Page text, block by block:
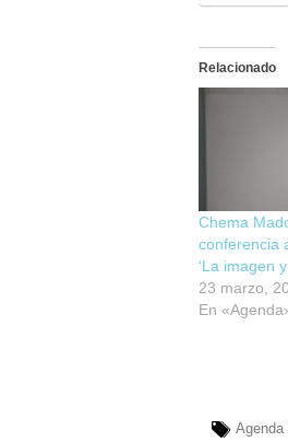
Relacionado
Chema
conferencia
‘La imagen
23 marzo,
En
Agenda